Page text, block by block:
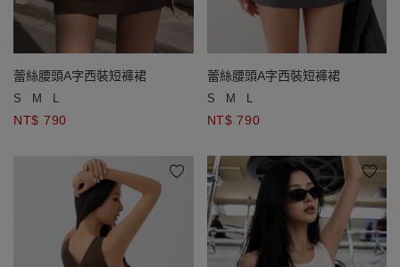
蕾絲腰頭A字西裝短褲裙
S M L
NT$ 790
蕾絲腰頭A字西裝短褲裙
S M L
NT$ 790